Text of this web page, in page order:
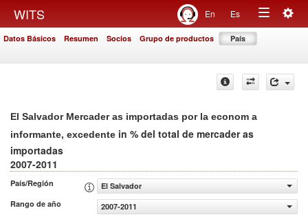
WITS En Es
Toggle
Datos Básicos Resumen Socios Grupo de productos País
El Salvador Mercader as importadas por la econom a
informante, excedente in % del total de mercader as
importadas
2007-2011
País/Región
El Salvador
Rango de año
2007-2011